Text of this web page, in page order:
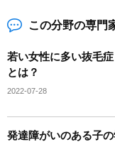
この分野の専門
若い女性に多い抜毛
とは？
2022-07-28
発達障がいのある子